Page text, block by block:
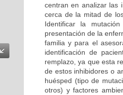
centran en analizar las
cerca de la mitad de
Identificar la
presentación de la
familia y para el
identificación de
remplazo, ya que esta
de estos inhibidores o
huésped (tipo de
otros) y factores